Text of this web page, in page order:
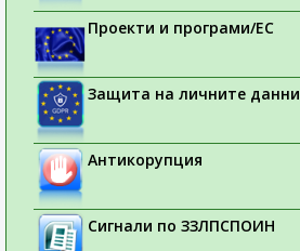
Проекти и програми/ЕС
Защита на личните данни
Антикорупция
Сигнали по ЗЗЛПСПОИН